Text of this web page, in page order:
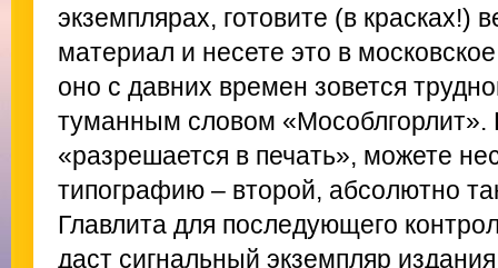
экземплярах, готовите (в красках!)
материал и несете это в
оно с давних времен зовется
туманным словом
«разрешается в печать», можете
типографию – второй, абсолютно
Главлита для последующего
даст сигнальный экземпляр